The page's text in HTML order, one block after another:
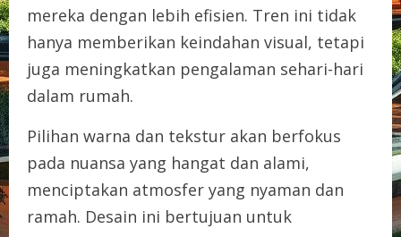
mereka dengan lebih efisien. Tren ini tidak
hanya memberikan keindahan visual, tetapi
juga meningkatkan pengalaman sehari-hari
dalam rumah.
Pilihan warna dan tekstur akan berfokus
pada nuansa yang hangat dan alami,
menciptakan atmosfer yang nyaman dan
ramah. Desain ini bertujuan untuk